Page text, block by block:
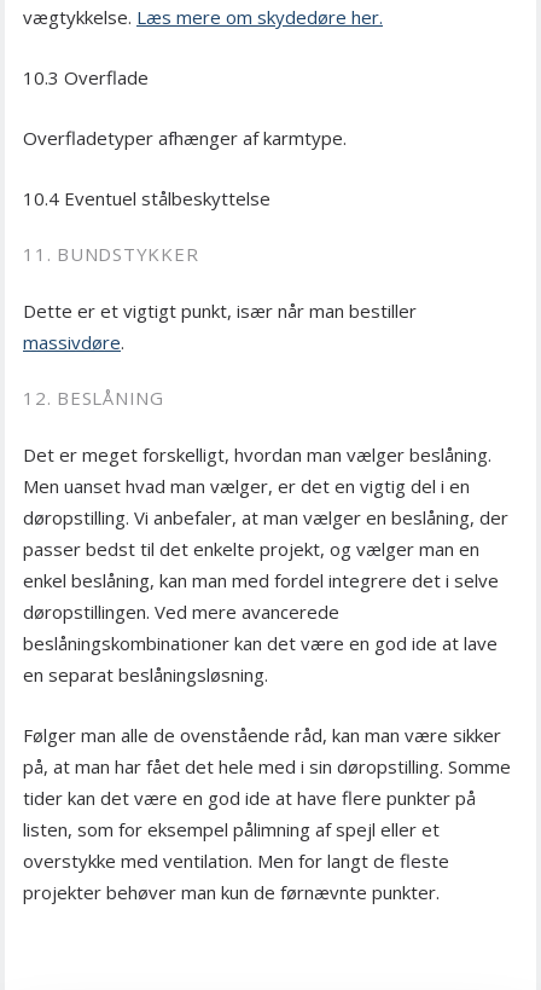
vægtykkelse. Læs mere om skydedøre her.
10.3 Overflade
Overfladetyper afhænger af karmtype.
10.4 Eventuel stålbeskyttelse
11. BUNDSTYKKER
Dette er et vigtigt punkt, især når man bestiller
massivdøre.
12. BESLÅNING
Det er meget forskelligt, hvordan man vælger beslåning.
Men uanset hvad man vælger, er det en vigtig del i en
døropstilling. Vi anbefaler, at man vælger en beslåning, der
passer bedst til det enkelte projekt, og vælger man en
enkel beslåning, kan man med fordel integrere det i selve
døropstillingen. Ved mere avancerede
beslåningskombinationer kan det være en god ide at lave
en separat beslåningsløsning.
Følger man alle de ovenstående råd, kan man være sikker
på, at man har fået det hele med i sin døropstilling. Somme
tider kan det være en god ide at have flere punkter på
listen, som for eksempel pålimning af spejl eller et
overstykke med ventilation. Men for langt de fleste
projekter behøver man kun de førnævnte punkter.